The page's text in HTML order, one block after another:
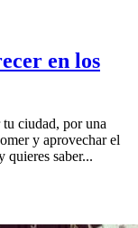
en los
ciudad, por una
y aprovechar el
quieres saber...